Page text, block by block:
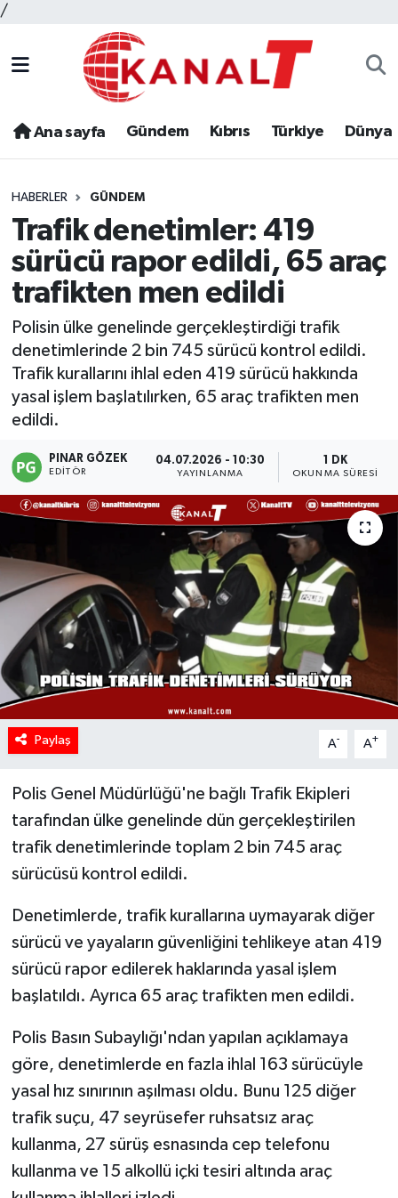
/
Ana sayfa Gündem Kıbrıs Türkiye Dünya
HABERLER GÜNDEM
Trafik denetimler: 419
sürücü rapor edildi, 65 araç
trafikten men edildi
Polisin ülke genelinde gerçekleştirdiği trafik
denetimlerinde 2 bin 745 sürücü kontrol edildi.
Trafik kurallarını ihlal eden 419 sürücü hakkında
yasal işlem başlatılırken, 65 araç trafikten men
edildi.
PINAR GÖZEK
EDITÖR
04.07.2026 - 10:30
YAYINLANMA
1 DK
OKUNMA SÜRESI
Paylaş A- A+
Polis Genel Müdürlüğü'ne bağlı Trafik Ekipleri
tarafından ülke genelinde dün gerçekleştirilen
trafik denetimlerinde toplam 2 bin 745 araç
sürücüsü kontrol edildi.
Denetimlerde, trafik kurallarına uymayarak diğer
sürücü ve yayaların güvenliğini tehlikeye atan 419
sürücü rapor edilerek haklarında yasal işlem
başlatıldı. Ayrıca 65 araç trafikten men edildi.
Polis Basın Subaylığı'ndan yapılan açıklamaya
göre, denetimlerde en fazla ihlal 163 sürücüyle
yasal hız sınırının aşılması oldu. Bunu 125 diğer
trafik suçu, 47 seyrüsefer ruhsatsız araç
kullanma, 27 sürüş esnasında cep telefonu
kullanma ve 15 alkollü içki tesiri altında araç